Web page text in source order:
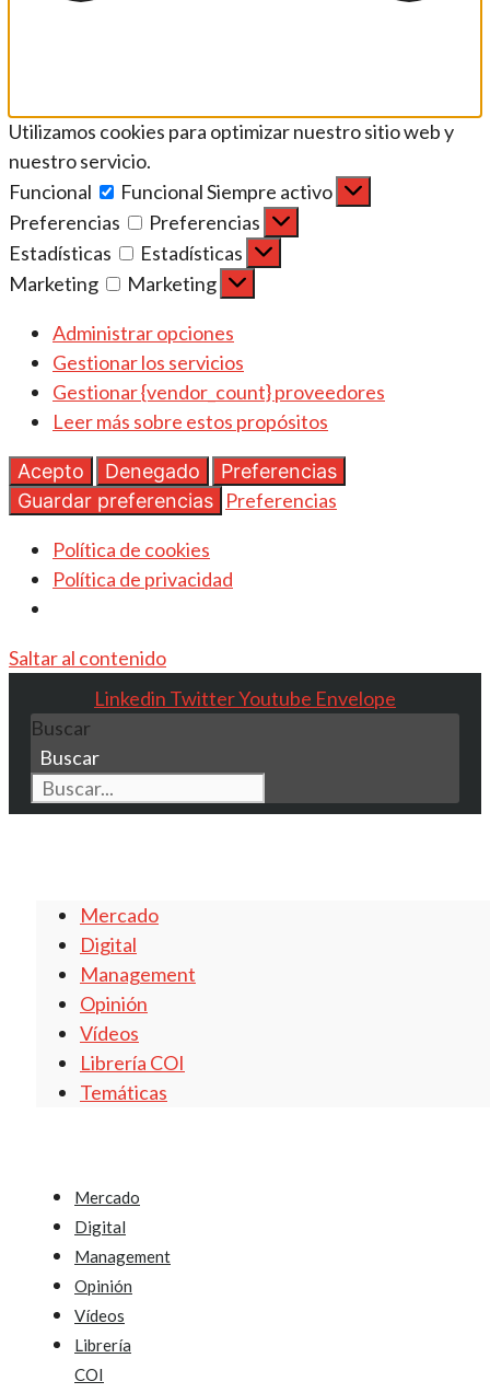
Utilizamos cookies para optimizar nuestro sitio web y
nuestro servicio.
Funcional
FuncionalSiempre activo
Preferencias
Preferencias
Estadísticas
Estadísticas
Marketing
Marketing
Administrar opciones
Gestionar los servicios
Gestionar {vendor_count} proveedores
Leer más sobre estos propósitos
Acepto Denegado
Preferencias
Guardar preferencias
Preferencias
Política de cookies
Política de privacidad
Saltar al contenido
Linkedin TwitterYoutube Envelope
Buscar
Buscar
Mercado
Digital
Management
Opinión
Vídeos
Librería COI
Temáticas
Mercado
Digital
Management
Opinión
Vídeos
Librería
COI